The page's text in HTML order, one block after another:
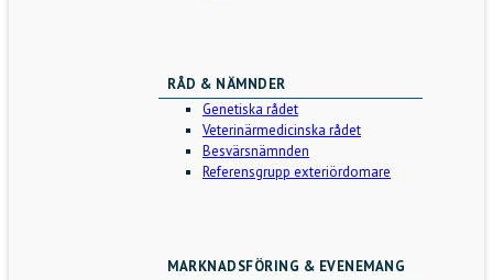
RÅD & NÄMNDER
Genetiska rådet
Veterinärmedicinska rådet
Besvärsnämnden
Referensgrupp exteriördomare
MARKNADSFÖRING & EVENEMANG